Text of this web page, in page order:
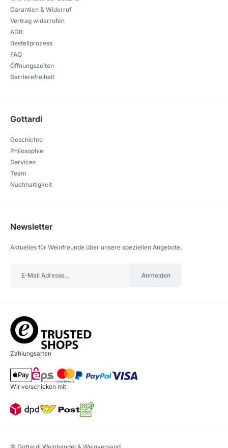
Garantien & Widerruf
Vertrag widerrufen
AGB
Bestellprozess
FAQ
Öffnungszeiten
Barrierefreiheit
Gottardi
Geschichte
Philosophie
Services
Team
Nachhaltigkeit
Newsletter
Aktuelles für Weinfreunde über unsere speziellen Angebote.
Anmelden
Zahlungsarten
Wir verschicken mit